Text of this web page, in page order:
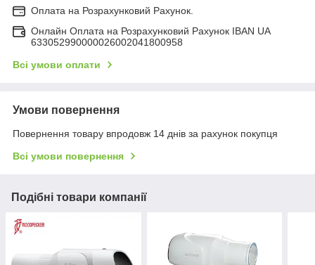
Оплата на Розрахунковий Рахунок.
Онлайн Оплата на Розрахунковий Рахунок IBAN UA
633052990000026002041800958
Всі умови оплати
Умови повернення
Повернення товару впродовж 14 днів за рахунок покупця
Всі умови повернення
Подібні товари компанії